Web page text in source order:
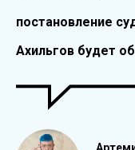
постановление
Ахильгов будет